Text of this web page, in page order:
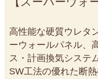
高性能な硬質ウレタ
ーウォールパネル、
ス・計画換気システ
SW工法の優れた断